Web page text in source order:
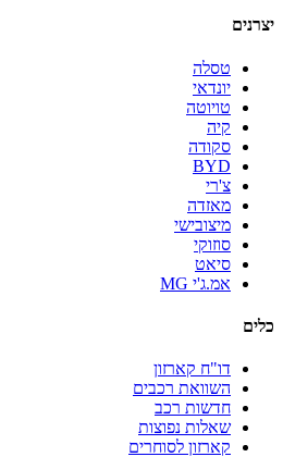
יצרנים
טסלה
יונדאי
טויוטה
קיה
סקודה
BYD
צ'רי
מאזדה
מיצובישי
סוזוקי
סיאט
אמ.ג'י MG
כלים
דו"ח קארזון
השוואת רכבים
חדשות רכב
שאלות נפוצות
קארזון לסוחרים